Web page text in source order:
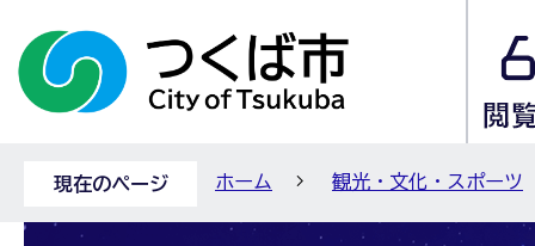
現在のページ ホーム 観光・文化・スポーツ